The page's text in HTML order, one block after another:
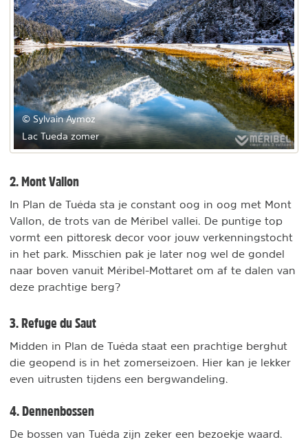
© Sylvain Aymoz
Lac Tueda zomer
2. Mont Vallon
In Plan de Tuéda sta je constant oog in oog met Mont
Vallon, de trots van de Méribel vallei. De puntige top
vormt een pittoresk decor voor jouw verkenningstocht
in het park. Misschien pak je later nog wel de gondel
naar boven vanuit Méribel-Mottaret om af te dalen van
deze prachtige berg?
3. Refuge du Saut
Midden in Plan de Tuéda staat een prachtige berghut
die geopend is in het zomerseizoen. Hier kan je lekker
even uitrusten tijdens een bergwandeling.
4. Dennenbossen
De bossen van Tuéda zijn zeker een bezoekje waard.